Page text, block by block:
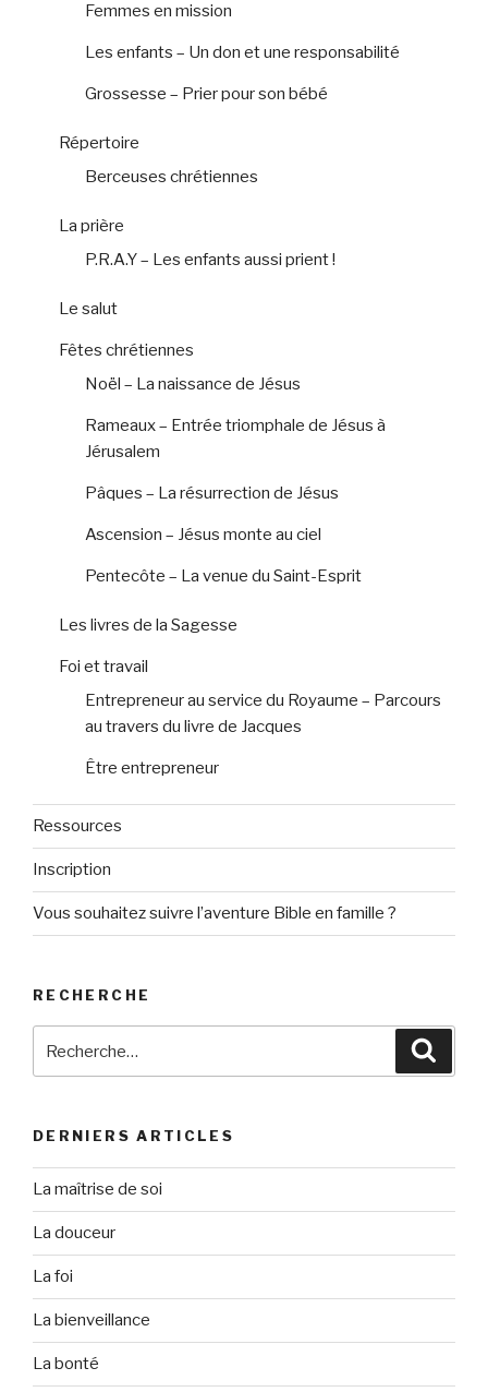
Femmes en mission
Les enfants – Un don et une responsabilité
Grossesse – Prier pour son bébé
Répertoire
Berceuses chrétiennes
La prière
P.R.A.Y – Les enfants aussi prient !
Le salut
Fêtes chrétiennes
Noël – La naissance de Jésus
Rameaux – Entrée triomphale de Jésus à
Jérusalem
Pâques – La résurrection de Jésus
Ascension – Jésus monte au ciel
Pentecôte – La venue du Saint-Esprit
Les livres de la Sagesse
Foi et travail
Entrepreneur au service du Royaume – Parcours
au travers du livre de Jacques
Être entrepreneur
Ressources
Inscription
Vous souhaitez suivre l’aventure Bible en famille ?
RECHERCHE
pour
DERNIERS ARTICLES
La maîtrise de soi
La douceur
La foi
La bienveillance
La bonté